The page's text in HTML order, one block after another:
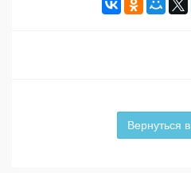
Вернуться